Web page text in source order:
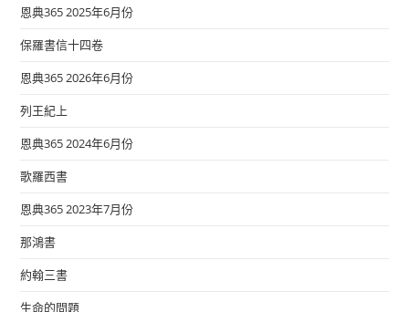
恩典365 2025年6月份
保羅書信十四卷
恩典365 2026年6月份
列王紀上
恩典365 2024年6月份
歌羅西書
恩典365 2023年7月份
那鴻書
約翰三書
生命的問題